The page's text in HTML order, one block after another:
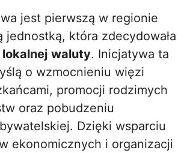
jest pierwszą w regionie
jednostką, która zdecydowała
lokalnej waluty. Inicjatywa ta
o wzmocnieniu więzi
promocji rodzimych
oraz pobudzeniu
Dzięki wsparciu
ekonomicznych i organizacji